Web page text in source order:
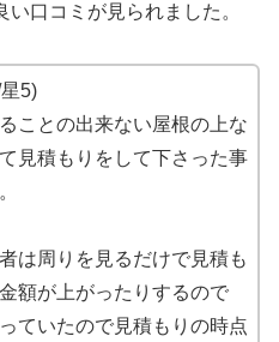
口コミが見られました。
5)
ことの出来ない屋根の上な
見積もりをして下さった事
は周りを見るだけで見積も
額が上がったりするので
ていたので見積もりの時点